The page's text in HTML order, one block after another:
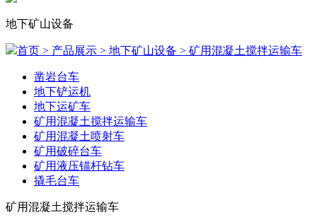
地下矿山设备
首页 > 产品展示 > 地下矿山设备 > 矿用混凝土搅拌运输车
凿岩台车
地下铲运机
地下运矿车
矿用混凝土搅拌运输车
矿用混凝土喷射车
矿用破碎台车
矿用液压锚杆钻车
撬毛台车
矿用混凝土搅拌运输车